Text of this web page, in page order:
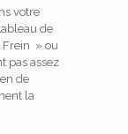
votre
de
» ou
pas assez
de
la